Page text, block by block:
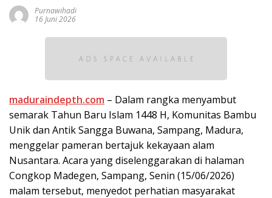
Purnawihadi
16 Juni 2026
maduraindepth.com – Dalam rangka menyambut
semarak Tahun Baru Islam 1448 H, Komunitas Bambu
Unik dan Antik Sangga Buwana, Sampang, Madura,
menggelar pameran bertajuk kekayaan alam
Nusantara. Acara yang diselenggarakan di halaman
Congkop Madegen, Sampang, Senin (15/06/2026)
malam tersebut, menyedot perhatian masyarakat